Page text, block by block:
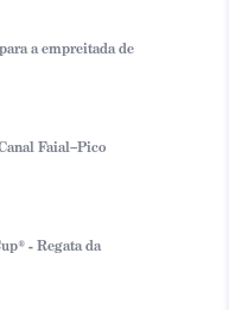
a empreitada de
Faial–Pico
- Regata da